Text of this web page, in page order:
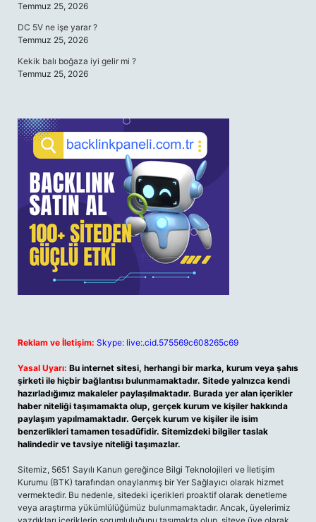
Temmuz 25, 2026
DC 5V ne işe yarar ?
Temmuz 25, 2026
Kekik balı boğaza iyi gelir mi ?
Temmuz 25, 2026
Reklam ve İletişim: Skype: live:.cid.575569c608265c69
Yasal Uyarı: Bu internet sitesi, herhangi bir marka, kurum veya şahıs
şirketi ile hiçbir bağlantısı bulunmamaktadır. Sitede yalnızca kendi
hazırladığımız makaleler paylaşılmaktadır. Burada yer alan içerikler
haber niteliği taşımamakta olup, gerçek kurum ve kişiler hakkında
paylaşım yapılmamaktadır. Gerçek kurum ve kişiler ile isim
benzerlikleri tamamen tesadüfidir. Sitemizdeki bilgiler taslak
halindedir ve tavsiye niteliği taşımazlar.
Sitemiz, 5651 Sayılı Kanun gereğince Bilgi Teknolojileri ve İletişim
Kurumu (BTK) tarafından onaylanmış bir Yer Sağlayıcı olarak hizmet
vermektedir. Bu nedenle, sitedeki içerikleri proaktif olarak denetleme
veya araştırma yükümlülüğümüz bulunmamaktadır. Ancak, üyelerimiz